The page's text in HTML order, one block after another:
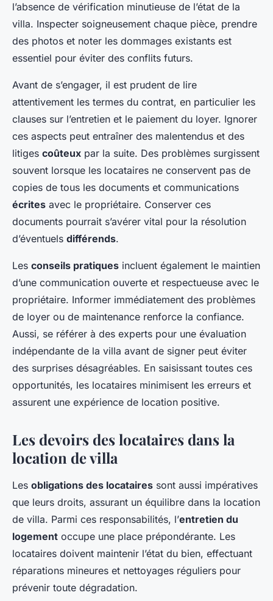
l’absence de vérification minutieuse de l’état de la
villa. Inspecter soigneusement chaque pièce, prendre
des photos et noter les dommages existants est
essentiel pour éviter des conflits futurs.
Avant de s’engager, il est prudent de lire
attentivement les termes du contrat, en particulier les
clauses sur l’entretien et le paiement du loyer. Ignorer
ces aspects peut entraîner des malentendus et des
litiges coûteux par la suite. Des problèmes surgissent
souvent lorsque les locataires ne conservent pas de
copies de tous les documents et communications
écrites avec le propriétaire. Conserver ces
documents pourrait s’avérer vital pour la résolution
d’éventuels différends.
Les conseils pratiques incluent également le maintien
d’une communication ouverte et respectueuse avec le
propriétaire. Informer immédiatement des problèmes
de loyer ou de maintenance renforce la confiance.
Aussi, se référer à des experts pour une évaluation
indépendante de la villa avant de signer peut éviter
des surprises désagréables. En saisissant toutes ces
opportunités, les locataires minimisent les erreurs et
assurent une expérience de location positive.
Les devoirs des locataires dans la
location de villa
Les obligations des locataires sont aussi impératives
que leurs droits, assurant un équilibre dans la location
de villa. Parmi ces responsabilités, l’entretien du
logement occupe une place prépondérante. Les
locataires doivent maintenir l’état du bien, effectuant
réparations mineures et nettoyages réguliers pour
prévenir toute dégradation.